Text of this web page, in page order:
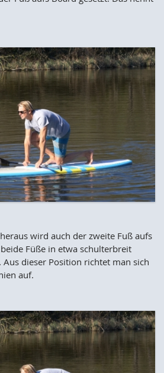
wird auch der zweite Fuß aufs
Füße in etwa schulterbreit
dieser Position richtet man sich
auf.